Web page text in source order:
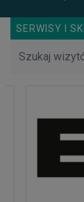
SERWISY I